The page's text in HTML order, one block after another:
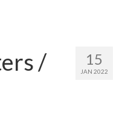
15
JAN 2022
/